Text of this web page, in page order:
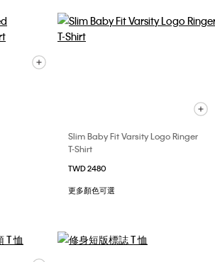
Slim Baby Fit Varsity Logo Ringer
T-Shirt
TWD 2480
更多顏色可選